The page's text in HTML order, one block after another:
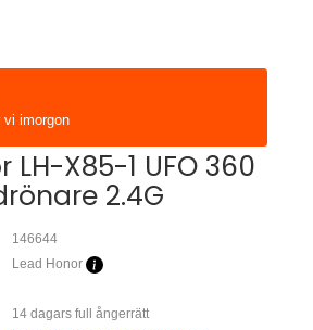
vi imorgon
LH-X85-1 UFO 360
2.4G
146644
Lead Honor
14 dagars full ångerrätt